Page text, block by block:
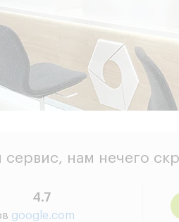
нам нечего
4.7
google.com